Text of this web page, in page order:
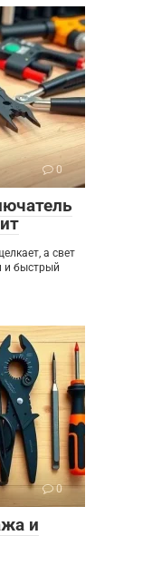
0
а свет
и быстрый
0
и